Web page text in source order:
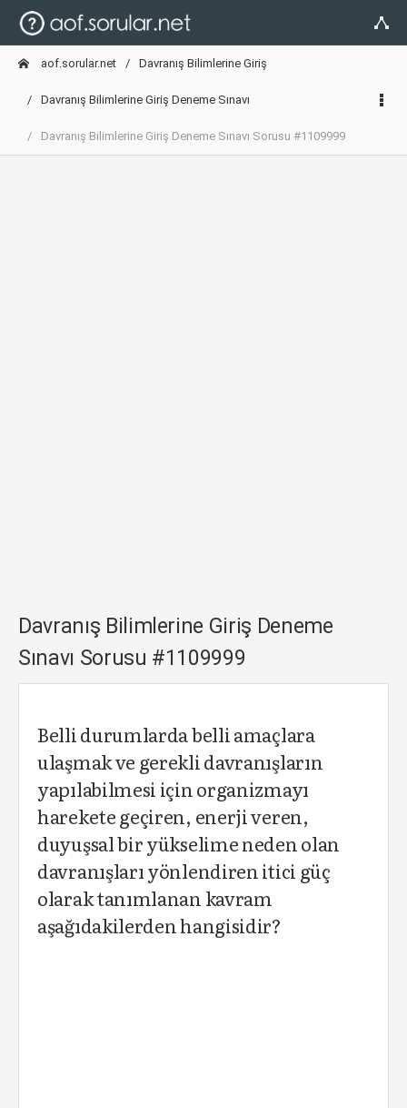
aof.sorular.net Davranış Bilimlerine Giriş
Davranış Bilimlerine Giriş Deneme Sınavı
Davranış Bilimlerine Giriş Deneme Sınavı Sorusu #1109999
Davranış Bilimlerine Giriş Deneme
Sınavı Sorusu #1109999
Belli durumlarda belli amaçlara
ulaşmak ve gerekli davranışların
yapılabilmesi için organizmayı
harekete geçiren, enerji veren,
duyuşsal bir yükselime neden olan
davranışları yönlendiren itici güç
olarak tanımlanan kavram
aşağıdakilerden hangisidir?